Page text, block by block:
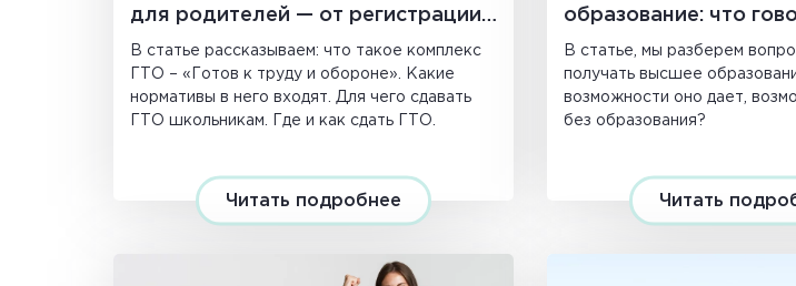
для родителей — от регистрации
до значка и баллов при
поступлении
В статье рассказываем: что такое комплекс
ГТО – «Готов к труду и обороне». Какие
нормативы в него входят. Для чего сдавать
ГТО школьникам. Где и как сдать ГТО.
Читать подробнее
образование: что
статистика
В статье, мы разберем
получать высшее
возможности оно дает,
без образования?
Читать